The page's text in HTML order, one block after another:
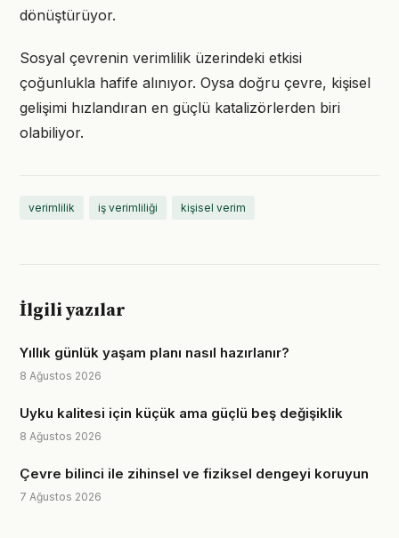
dönüştürüyor.
Sosyal çevrenin verimlilik üzerindeki etkisi
çoğunlukla hafife alınıyor. Oysa doğru çevre, kişisel
gelişimi hızlandıran en güçlü katalizörlerden biri
olabiliyor.
verimlilik iş verimliliği kişisel verim
İlgili yazılar
Yıllık günlük yaşam planı nasıl hazırlanır?
8 Ağustos 2026
Uyku kalitesi için küçük ama güçlü beş değişiklik
8 Ağustos 2026
Çevre bilinci ile zihinsel ve fiziksel dengeyi koruyun
7 Ağustos 2026